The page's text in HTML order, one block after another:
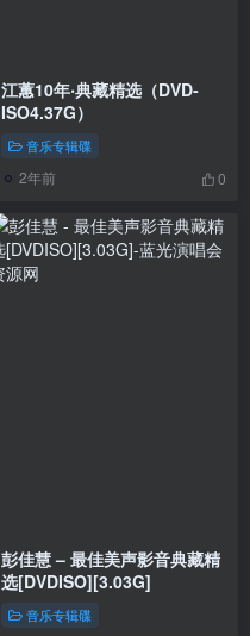
江蕙10年‧典藏精选（DVD-
ISO4.37G）
音乐专辑碟
2年前 0
彭佳慧 – 最佳美声影音典藏精
选[DVDISO][3.03G]
音乐专辑碟